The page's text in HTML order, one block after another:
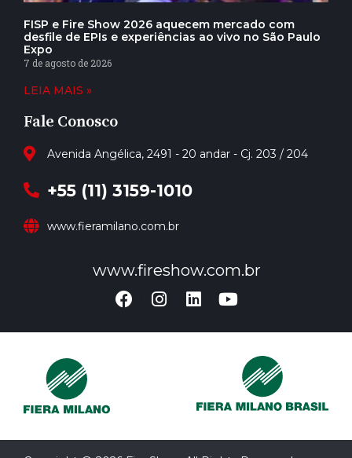
FISP e Fire Show 2026 aquecem mercado com
desfile de EPIs e experiências ao vivo no São Paulo
Expo
7 de agosto de 2026
LEIA MAIS »
Fale Conosco
Avenida Angélica, 2491 - 20 andar - Cj. 203 / 204
+55 (11) 3159-1010
www.fieramilano.com.br
www.fireshow.com.br